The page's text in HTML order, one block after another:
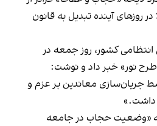
روزهای آینده تبدیل به قانون
انتظامی کشور، روز جمعه در
نور» خبر داد و نوشت:
جریان‌سازی معاندین بر عزم و
داشت.»
«وضعیت حجاب در جامعه